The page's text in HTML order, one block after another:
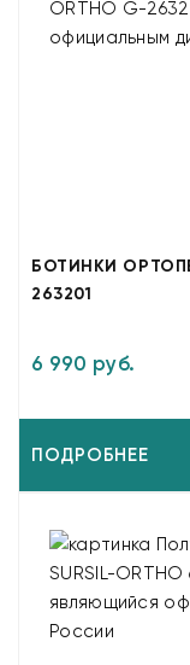
БОТИНКИ
263201
6 990 руб.
ПОДРОБНЕЕ